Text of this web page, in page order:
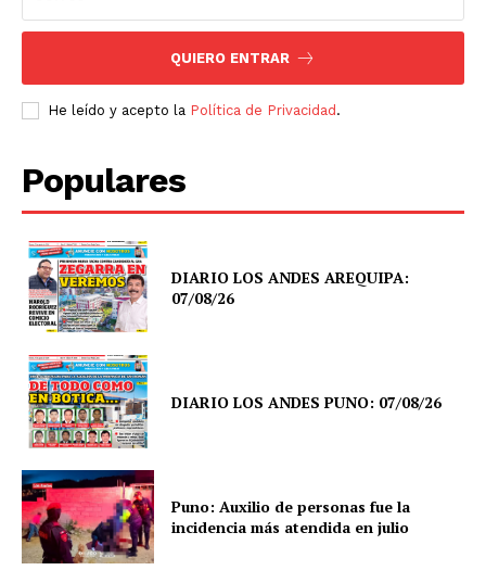
QUIERO ENTRAR
He leído y acepto la Política de Privacidad .
Populares
DIARIO LOS ANDES AREQUIPA:
07/08/26
DIARIO LOS ANDES PUNO: 07/08/26
Puno: Auxilio de personas fue la
incidencia más atendida en julio